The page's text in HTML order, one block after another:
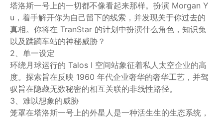
塔洛斯一号上的一切都不像看起来那样。扮演 Morgan Y
u，着手解开你为自己留下的线索，并发现关于你过去的
真相。你将在 TranStar 的计划中扮演什么角色，知识兔
以及蹂躏车站的神秘威胁？
2、单一设定
环绕月球运行的 Talos I 空间站象征着私人太空企业的高
度。探索旨在反映 1960 年代企业奢华的奢华工艺，并驾
驭旨在隐藏无数秘密的相互关联的非线性路径。
3、难以想象的威胁
笼罩在塔洛斯一号上的外星人是一种活生生的生态系统，